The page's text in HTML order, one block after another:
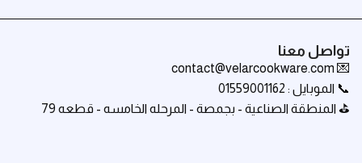
تواصل معنا
💌 contact@velarcookware.com
📞 الموبايل : 01559001162
⛳ المنطقة الصناعية - بجمصة - المرحله الخامسه - قطعه 79